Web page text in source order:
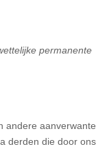
permanente
andere aanverwante
derden die door